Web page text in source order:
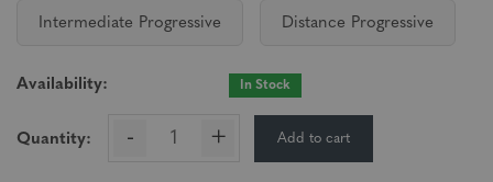
Intermediate Progressive Distance Progressive
Availability: In Stock
Quantity: - + Add to cart